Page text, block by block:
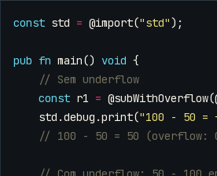
const std = @import("std");
pub fn main() void {
const r1 = @subWithOverflow(
std .debug .print("100 - 50